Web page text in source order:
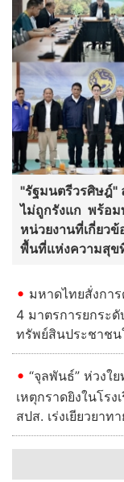
"รัฐมนตรีวรศิษฎ์"
ไม่ถูกรังแก พร้อม
หน่วยงานที่เกี่ยวข้
พื้นที่แห่งความสุข
มหาดไทยสั่งกา
4 มาตรการยกระ
ทรัพย์สินประชาช
“จุลพันธ์” ห่วงใ
เหตุกราดยิงในโร
สปส. เร่งเยียวยา